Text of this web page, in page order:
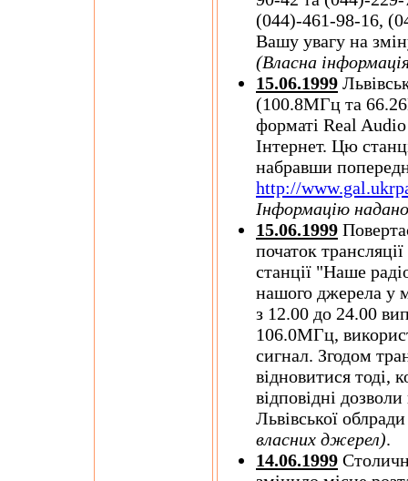
(044)-461-98-16,
Вашу увагу на
(Власна
15.06.1999
(100.8МГц та
форматі Real
Інтернет. Цю
набравши
http://
Інформацію
15.06.1999
початок
станції "Наше
нашого джерела у
з 12.00 до 24.00
106.0МГц,
сигнал. Згодом
відновитися тоді,
відповідні
Львівської
власних джерел).
14.06.1999